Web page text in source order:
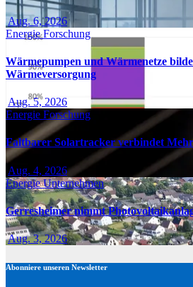
Aug. 6, 2026
EnergieForschung
Wärmepumpen und Wärmenetze
Wärmeversorgung
Aug. 5, 2026
Energie Forschung
Faltbarer Solartracker verbindet
Aug. 4, 2026
EnergieUnternehmen
Gerresheimer nimmt
Aug. 3, 2026
Abonniere unseren Newsletter